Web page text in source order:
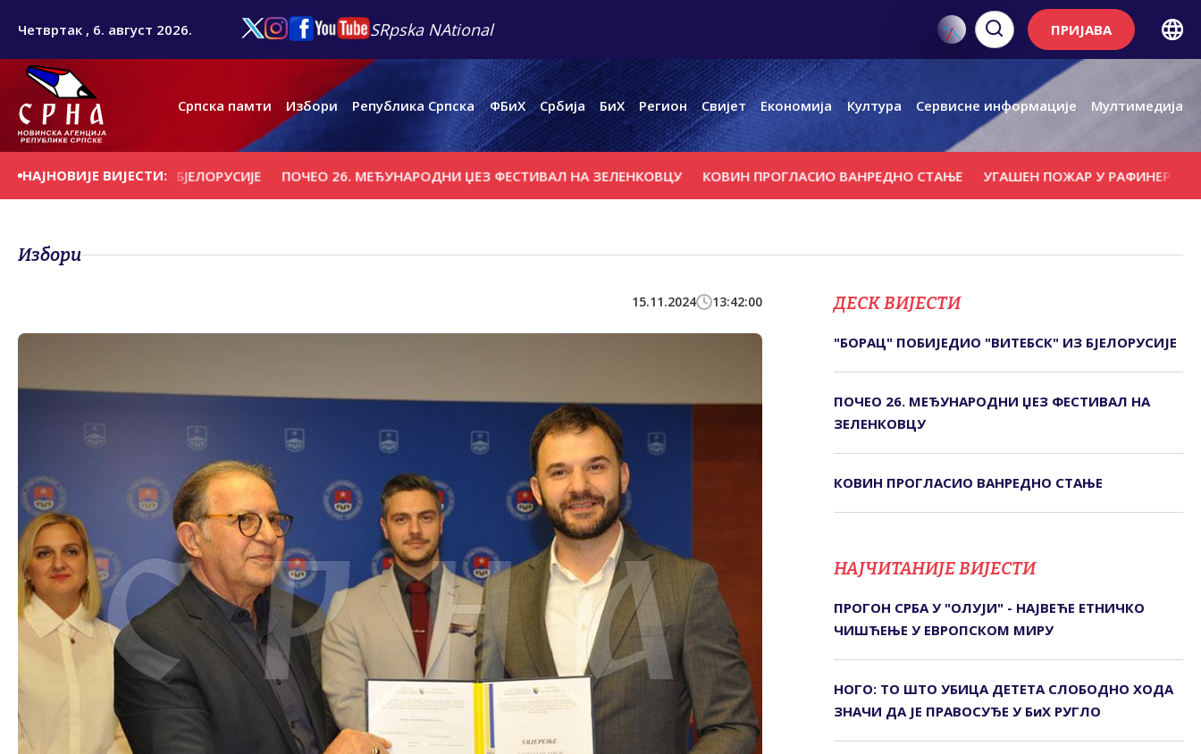
Четвртак , 6. август 2026. SRpska NAtional ПРИЈАВА
Српска памти Избори Република Српска ФБиХ Србија БиХ Регион Свијет Економија Култура Сервисне информације Мултимедија
НАЈНОВИЈЕ ВИЈЕСТИ:
"ВИТЕБСК" ИЗ БЈЕЛОРУСИЈЕ ПОЧЕО 26. МЕЂУНАРОДНИ ЏЕЗ ФЕСТИВАЛ НА ЗЕЛЕНКОВЦУ КОВИН ПРОГЛАСИО ВАНРЕДНО СТАЊЕ УГАШЕН ПОЖАР У РАФИНЕРИЈИ
Избори
15.11.2024 13:42:00 ДЕСК ВИЈЕСТИ
"БОРАЦ" ПОБИЈЕДИО "ВИТЕБСК" ИЗ БЈЕЛОРУСИЈЕ
ПОЧЕО 26. МЕЂУНАРОДНИ ЏЕЗ ФЕСТИВАЛ НА
ЗЕЛЕНКОВЦУ
КОВИН ПРОГЛАСИО ВАНРЕДНО СТАЊЕ
НАЈЧИТАНИЈЕ ВИЈЕСТИ
ПРОГОН СРБА У "ОЛУЈИ" - НАЈВЕЋЕ ЕТНИЧКО
ЧИШЋЕЊЕ У ЕВРОПСКОМ МИРУ
НОГО: ТО ШТО УБИЦА ДЕТЕТА СЛОБОДНО ХОДА
ЗНАЧИ ДА ЈЕ ПРАВОСУЂЕ У БиХ РУГЛО